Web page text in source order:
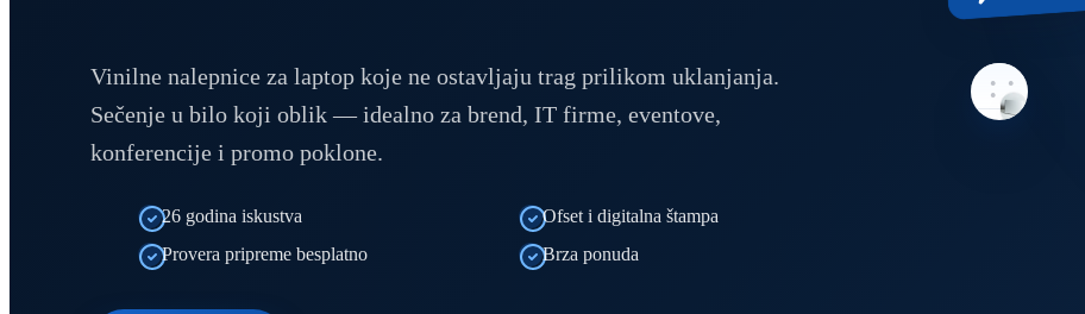
Vinilne nalepnice za laptop koje ne ostavljaju trag prilikom uklanjanja.
Sečenje u bilo koji oblik — idealno za brend, IT firme, eventove,
konferencije i promo poklone.
26 godina iskustva
Ofset i digitalna štampa
Provera pripreme besplatno
Brza ponuda